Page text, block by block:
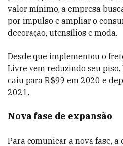
valor mínimo, a empresa
por impulso e ampliar o
decoração, utensílios e moda.
Desde que implementou o
Livre vem reduzindo seu piso.
caiu para R$99 em 2020 e
2021.
Nova fase de expansão
Para comunicar a nova fase, a